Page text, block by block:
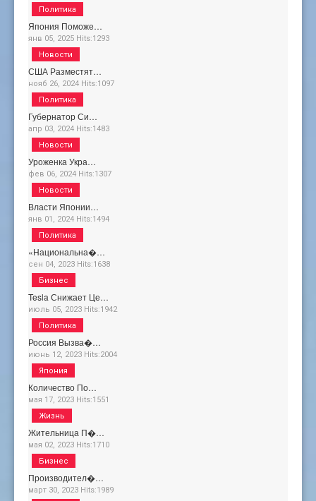
Япония Поможе…
янв 05, 2025 Hits:1293
Политика
США Разместят…
нояб 26, 2024 Hits:1097
Новости
Губернатор Си…
апр 03, 2024 Hits:1483
Политика
Уроженка Укра…
фев 06, 2024 Hits:1307
Новости
Власти Японии…
янв 01, 2024 Hits:1494
Новости
«Национальна�…
сен 04, 2023 Hits:1638
Политика
Tesla Снижает Це…
июль 05, 2023 Hits:1942
Бизнес
Россия Вызва�…
июнь 12, 2023 Hits:2004
Политика
Количество По…
мая 17, 2023 Hits:1551
Япония
Жительница П�…
мая 02, 2023 Hits:1710
Жизнь
Производител�…
март 30, 2023 Hits:1989
Бизнес